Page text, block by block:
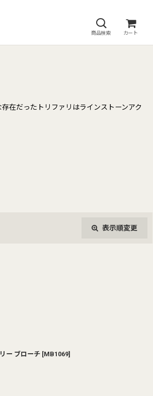
商品検索 カート
在だったトリファリはラインストーンアク
表示順変更
ー ブローチ [MB1069]